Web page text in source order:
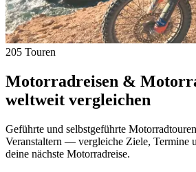
205 Touren
Motorradreisen &
weltweit vergleichen
Geführte und selbstgeführte
Veranstaltern — vergleiche Ziele, Termine
deine nächste Motorradreise.